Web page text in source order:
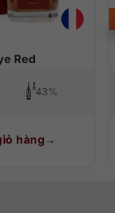
Red
43%
hàng